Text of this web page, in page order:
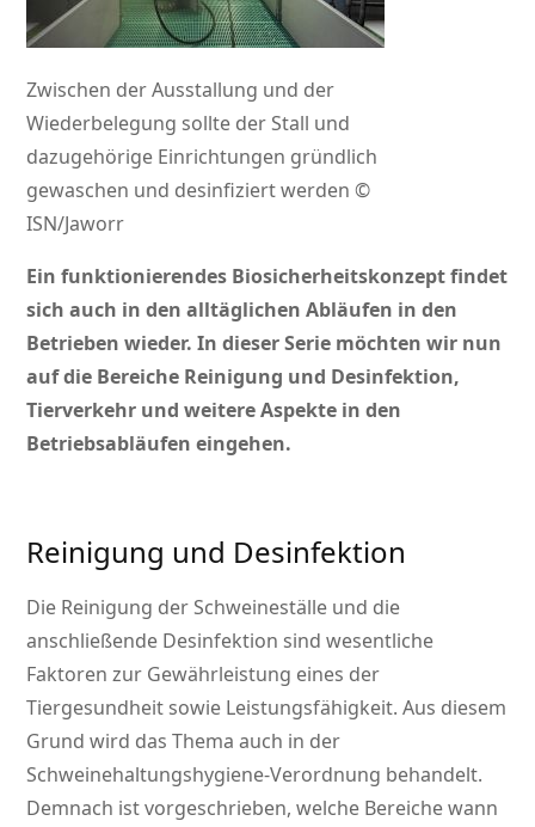
Zwischen der Ausstallung und der
Wiederbelegung sollte der Stall und
dazugehörige Einrichtungen gründlich
gewaschen und desinfiziert werden ©
ISN/Jaworr
Ein funktionierendes Biosicherheitskonzept findet
sich auch in den alltäglichen Abläufen in den
Betrieben wieder. In dieser Serie möchten wir nun
auf die Bereiche Reinigung und Desinfektion,
Tierverkehr und weitere Aspekte in den
Betriebsabläufen eingehen.
Reinigung und Desinfektion
Die Reinigung der Schweineställe und die
anschließende Desinfektion sind wesentliche
Faktoren zur Gewährleistung eines der
Tiergesundheit sowie Leistungsfähigkeit. Aus diesem
Grund wird das Thema auch in der
Schweinehaltungshygiene-Verordnung behandelt.
Demnach ist vorgeschrieben, welche Bereiche wann